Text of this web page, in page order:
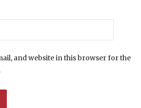
and website in this browser for the